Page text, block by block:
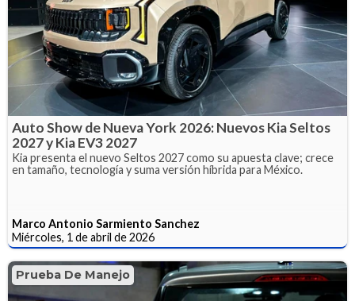
Auto Show de Nueva York 2026: Nuevos Kia Seltos
2027 y Kia EV3 2027
Kia presenta el nuevo Seltos 2027 como su apuesta clave; crece
en tamaño, tecnología y suma versión híbrida para México.
Marco Antonio Sarmiento Sanchez
Miércoles, 1 de abril de 2026
Prueba De Manejo